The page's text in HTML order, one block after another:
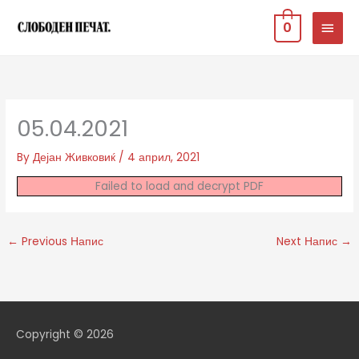
MAIN
0
05.04.2021
ByДејан Живковиќ / 4 април, 2021
Failed to load and decrypt PDF
← Previous Напис Next Напис →
Copyright © 2026